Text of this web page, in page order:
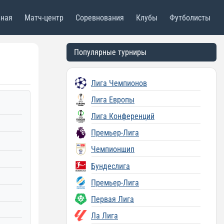
Матч-центр Соревнования Клубы Футболисты
Популярные турниры
Лига Чемпионов
Лига Европы
Лига Конференций
Премьер-Лига
Чемпионшип
Бундеслига
Премьер-Лига
Первая Лига
Ла Лига